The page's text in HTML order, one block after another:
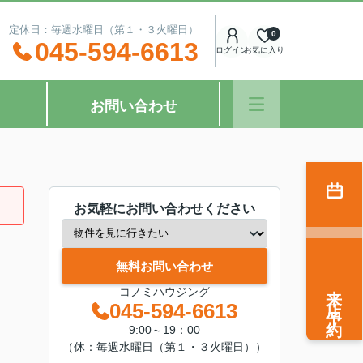
休日：毎週水曜日（第１・３火曜日）
045-594-6613 ログインお気に入り
0
お問い合わせ
お気軽にお問い合わせください
無料お問い合わせ
コノミハウジング
045-594-6613
9:00～19：00
（休：毎週水曜日（第１・３火曜日））
来店予約